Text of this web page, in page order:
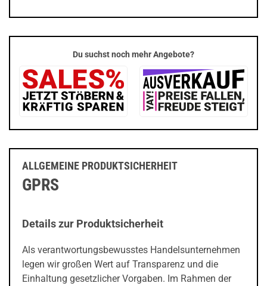
Du suchst noch mehr Angebote?
ALLGEMEINE PRODUKTSICHERHEIT
GPRS
Details zur Produktsicherheit
Als verantwortungsbewusstes Handelsunternehmen
legen wir großen Wert auf Transparenz und die
Einhaltung gesetzlicher Vorgaben. Im Rahmen der